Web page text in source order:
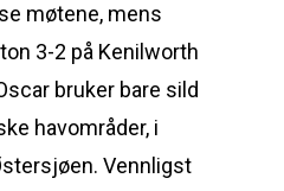
møtene, mens
3-2 på Kenilworth
bruker bare sild
havområder, i
Vennligst